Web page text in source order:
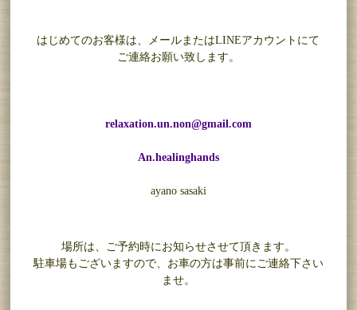
はじめてのお客様は、メールまたはLINEアカウントにて
ご連絡お願い致します。
relaxation.un.non@gmail.com
An.healinghands
ayano sasaki
場所は、ご予約時にお知らせさせて頂きます。
駐車場もございますので、お車の方は事前にご連絡下さい
ませ。